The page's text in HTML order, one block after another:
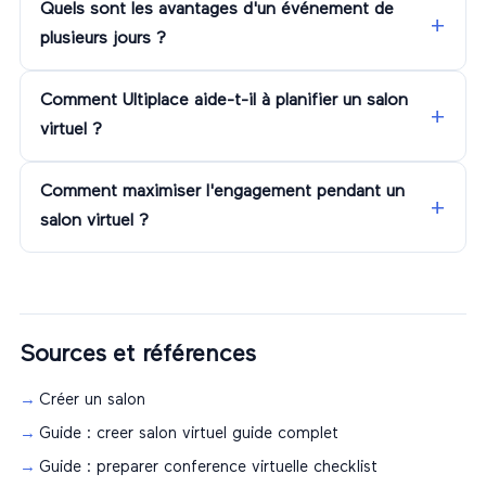
Quels sont les avantages d'un événement de
plusieurs jours ?
Comment Ultiplace aide-t-il à planifier un salon
virtuel ?
Comment maximiser l'engagement pendant un
salon virtuel ?
Sources et références
Créer un salon
Guide : creer salon virtuel guide complet
Guide : preparer conference virtuelle checklist